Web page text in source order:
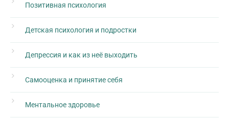
Позитивная психология
Детская психология и подростки
Депрессия и как из неё выходить
Самооценка и принятие себя
Ментальное здоровье